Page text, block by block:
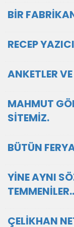
BİR
RECEP
ANKETLER
MAHMUT
SİTEMİZ.
BÜTÜN
YİNE AYNI
ÇELİKHAN